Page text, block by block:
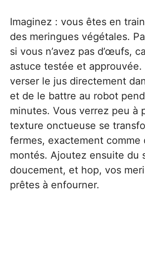
Imaginez : vous êtes en
des meringues végétales.
si vous n’avez pas d’œufs,
astuce testée et
verser le jus directement
et de le battre au robot
minutes. Vous verrez peu à
texture onctueuse se
fermes, exactement comme
montés. Ajoutez ensuite du
doucement, et hop, vos
prêtes à enfourner.